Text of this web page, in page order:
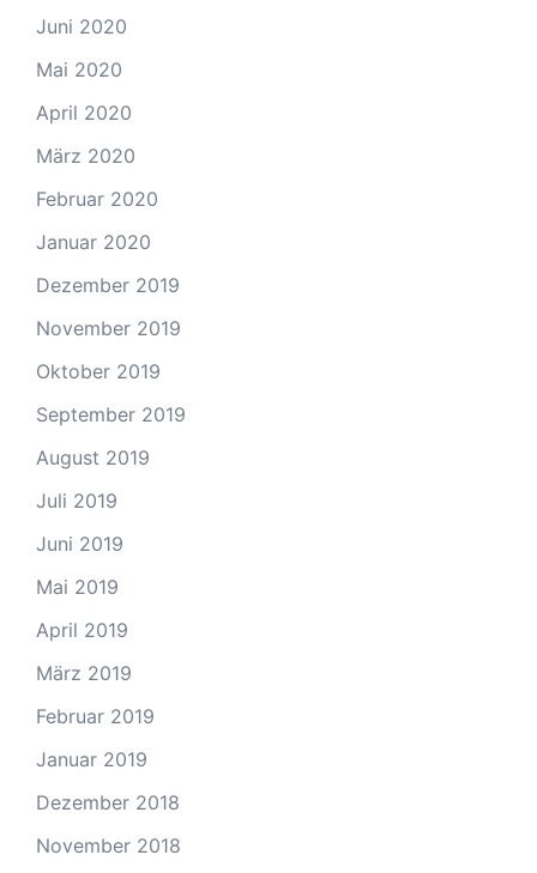
Juni 2020
Mai 2020
April 2020
März 2020
Februar 2020
Januar 2020
Dezember 2019
November 2019
Oktober 2019
September 2019
August 2019
Juli 2019
Juni 2019
Mai 2019
April 2019
März 2019
Februar 2019
Januar 2019
Dezember 2018
November 2018